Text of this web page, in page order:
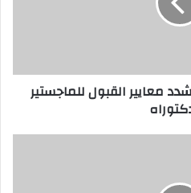
معايير القبول للماجستير